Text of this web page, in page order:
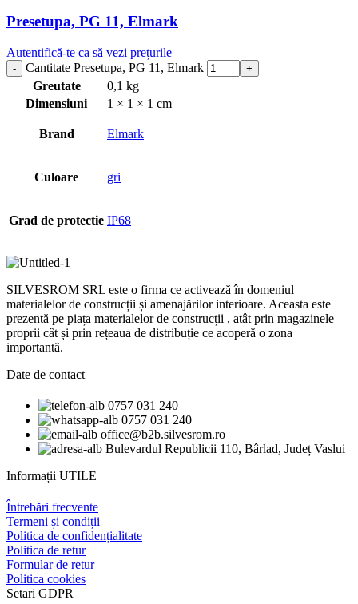
Presetupa, PG 11, Elmark
Autentifică-te ca să vezi prețurile
Cantitate Presetupa, PG 11, Elmark
Greutate
0,1 kg
Dimensiuni
1 × 1 × 1 cm
Brand Elmark
Culoare gri
Grad de protectie IP68
SILVESROM SRL este o firma ce activează în domeniul
materialelor de construcții și amenajărilor interioare. Aceasta este
prezentă pe piața materialelor de construcții , atât prin magazinele
proprii cât și prin rețeaua de distribuție ce acoperă o zona
importantă.
Date de contact
0757 031 240
0757 031 240
office@b2b.silvesrom.ro
Bulevardul Republicii 110, Bârlad, Județ Vaslui
Informații UTILE
Întrebări frecvente
Termeni și condiții
Politica de confidențialitate
Politica de retur
Formular de retur
Politica cookies
Setari GDPR